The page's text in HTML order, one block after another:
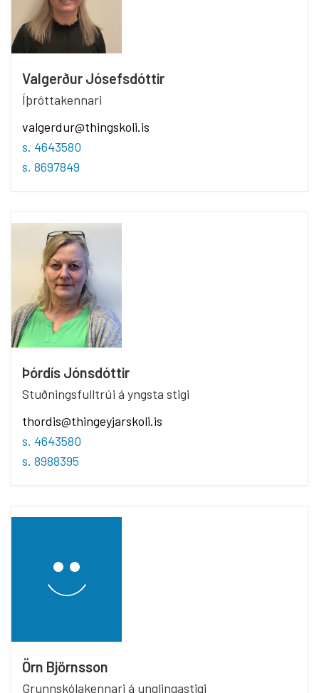
Valgerður Jósefsdóttir
Íþróttakennari
valgerdur@thingskoli.is
s. 4643580
s. 8697849
Þórdís Jónsdóttir
Stuðningsfulltrúi á yngsta stigi
thordis@thingeyjarskoli.is
s. 4643580
s. 8988395
Örn Björnsson
Grunnskólakennari á unglingastigi